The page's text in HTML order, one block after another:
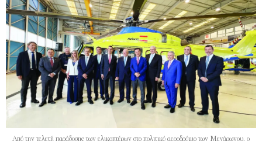
Από την τελετή παράδοσης των ελικοπτέρων στο πολιτικό αεροδρόμιο των Μεγάρωνου, ο